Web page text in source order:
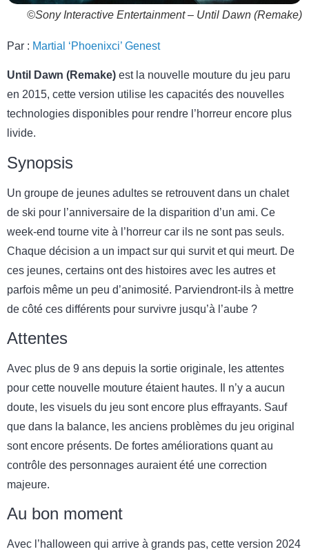
©Sony Interactive Entertainment – Until Dawn (Remake)
Par : Martial ‘Phoenixci’ Genest
Until Dawn (Remake) est la nouvelle mouture du jeu paru
en 2015, cette version utilise les capacités des nouvelles
technologies disponibles pour rendre l’horreur encore plus
livide.
Synopsis
Un groupe de jeunes adultes se retrouvent dans un chalet
de ski pour l’anniversaire de la disparition d’un ami. Ce
week-end tourne vite à l’horreur car ils ne sont pas seuls.
Chaque décision a un impact sur qui survit et qui meurt. De
ces jeunes, certains ont des histoires avec les autres et
parfois même un peu d’animosité. Parviendront-ils à mettre
de côté ces différents pour survivre jusqu’à l’aube ?
Attentes
Avec plus de 9 ans depuis la sortie originale, les attentes
pour cette nouvelle mouture étaient hautes. Il n’y a aucun
doute, les visuels du jeu sont encore plus effrayants. Sauf
que dans la balance, les anciens problèmes du jeu original
sont encore présents. De fortes améliorations quant au
contrôle des personnages auraient été une correction
majeure.
Au bon moment
Avec l’halloween qui arrive à grands pas, cette version 2024